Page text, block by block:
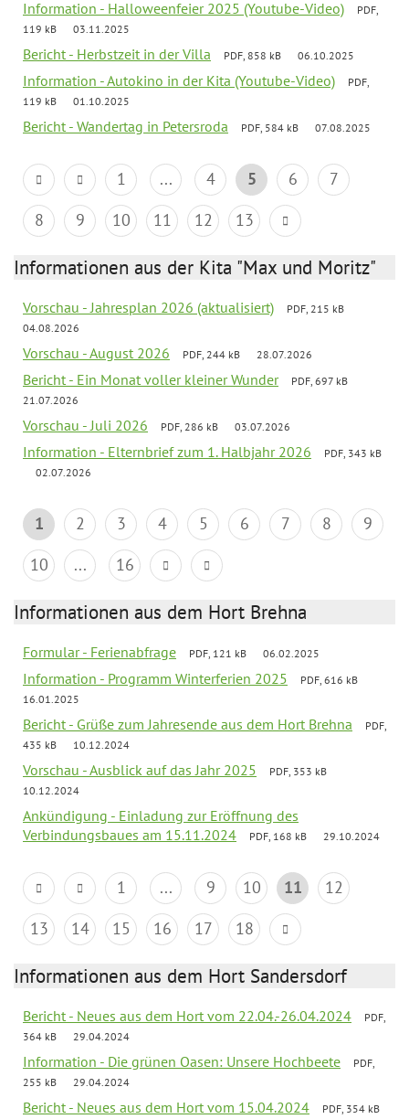
Information - Halloweenfeier 2025 (Youtube-Video)
PDF,
119 kB
03.11.2025
Bericht - Herbstzeit in der Villa PDF, 858 kB 06.10.2025
Information - Autokino in der Kita (Youtube-Video)
PDF,
119 kB
01.10.2025
Bericht - Wandertag in Petersroda PDF, 584 kB 07.08.2025
1 ... 4 5 6
7
8
9 10 11 12 13
Informationen aus der Kita "Max und Moritz"
Vorschau - Jahresplan 2026 (aktualisiert)
PDF, 215 kB
04.08.2026
Vorschau - August 2026 PDF, 244 kB 28.07.2026
Bericht - Ein Monat voller kleiner Wunder
PDF, 697 kB
21.07.2026
Vorschau - Juli 2026 PDF, 286 kB 03.07.2026
Information - Elternbrief zum 1. Halbjahr 2026
PDF, 343 kB
02.07.2026
1 2 3 4 5 6 7 8
9
10
... 16
Informationen aus dem Hort Brehna
Formular - Ferienabfrage PDF, 121 kB 06.02.2025
Information - Programm Winterferien 2025
PDF, 616 kB
16.01.2025
Bericht - Grüße zum Jahresende aus dem Hort Brehna
PDF,
435 kB
10.12.2024
Vorschau - Ausblick auf das Jahr 2025
PDF, 353 kB
10.12.2024
Ankündigung - Einladung zur Eröffnung des
Verbindungsbaues am 15.11.2024
PDF, 168 kB 29.10.2024
1 ... 9 10 11
12
13
14 15 16 17 18
Informationen aus dem Hort Sandersdorf
Bericht - Neues aus dem Hort vom 22.04.-26.04.2024
PDF,
364 kB
29.04.2024
Information - Die grünen Oasen: Unsere Hochbeete
PDF,
255 kB
29.04.2024
Bericht - Neues aus dem Hort vom 15.04.2024
PDF, 354 kB